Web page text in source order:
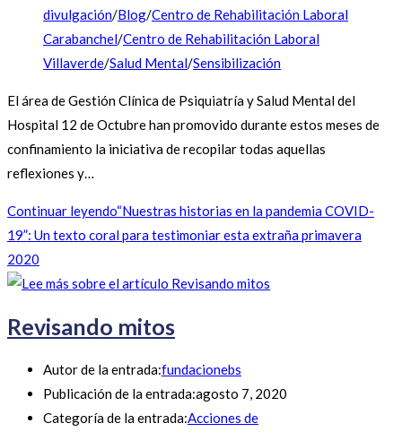
divulgación/Blog/Centro de Rehabilitación Laboral
Carabanchel/Centro de Rehabilitación Laboral
Villaverde/Salud Mental/Sensibilización
El área de Gestión Clínica de Psiquiatría y Salud Mental del
Hospital 12 de Octubre han promovido durante estos meses de
confinamiento la iniciativa de recopilar todas aquellas
reflexiones y…
Continuar leyendo“Nuestras historias en la pandemia COVID-
19”: Un texto coral para testimoniar esta extraña primavera
2020
Revisando mitos
Autor de la entrada:fundacionebs
Publicación de la entrada:agosto 7, 2020
Categoría de la entrada:Acciones de